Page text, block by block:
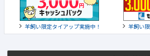
羊飼い限定タイアップ実施中！ 羊飼い